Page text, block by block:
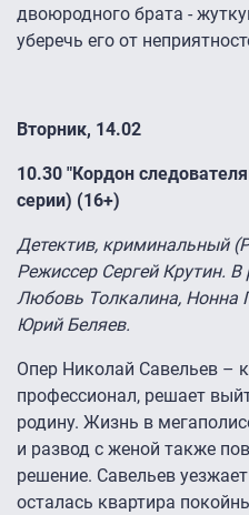
двоюродного брата -
уберечь его от
Вторник, 14.02
10.30 "Кордон
серии) (16+)
Детектив, криминальный
Режиссер Сергей Крутин.
Любовь Толкалина, Нонна
Юрий Беляев.
Опер Николай Савельев –
профессионал, решает
родину. Жизнь в
и развод с женой также
решение. Савельев
осталась квартира